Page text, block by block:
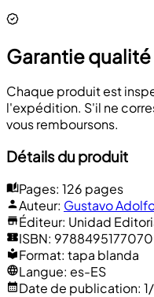
Garantie
Chaque produit est
l'expédition. S'il ne
vous remboursons.
Détails du produit
Pages: 126 pages
Auteur: Gustavo
Éditeur: Unidad
ISBN: 9788495177070
Format: tapa blanda
Langue: es-ES
Date de publication: